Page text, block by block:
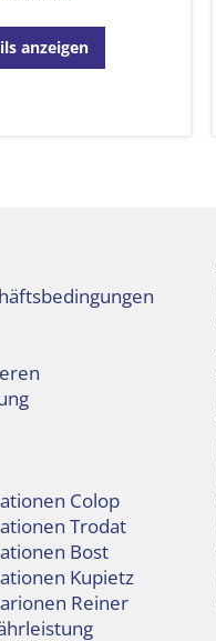
anzeigen
Colop
Trodat
Bost
Kupietz
Reiner